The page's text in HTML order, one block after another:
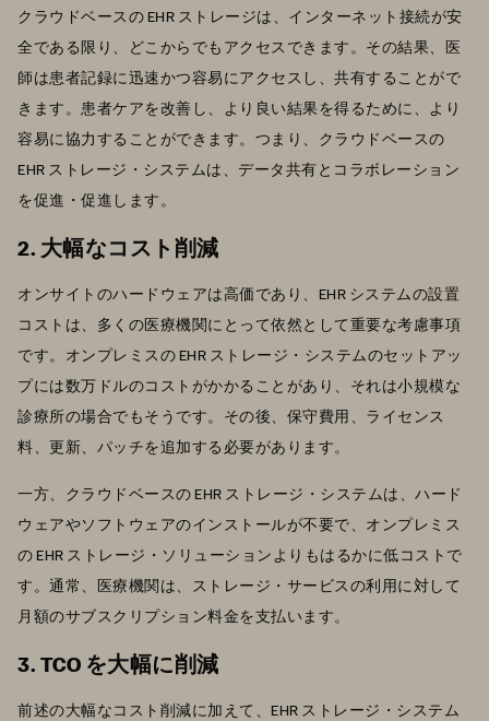
クラウドベースの EHR ストレージは、インターネット接続が安
全である限り、どこからでもアクセスできます。その結果、医
師は患者記録に迅速かつ容易にアクセスし、共有することがで
きます。患者ケアを改善し、より良い結果を得るために、より
容易に協力することができます。つまり、クラウドベースの
EHR ストレージ・システムは、データ共有とコラボレーション
を促進・促進します。
2. 大幅なコスト削減
オンサイトのハードウェアは高価であり、EHR システムの設置
コストは、多くの医療機関にとって依然として重要な考慮事項
です。オンプレミスの EHR ストレージ・システムのセットアッ
プには数万ドルのコストがかかることがあり、それは小規模な
診療所の場合でもそうです。その後、保守費用、ライセンス
料、更新、パッチを追加する必要があります。
一方、クラウドベースの EHR ストレージ・システムは、ハード
ウェアやソフトウェアのインストールが不要で、オンプレミス
の EHR ストレージ・ソリューションよりもはるかに低コストで
す。通常、医療機関は、ストレージ・サービスの利用に対して
月額のサブスクリプション料金を支払います。
3. TCO を大幅に削減
前述の大幅なコスト削減に加えて、EHR ストレージ・システム